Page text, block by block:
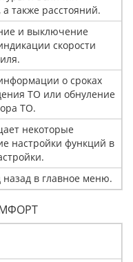
а также расстояний.
и выключение
скорости
о сроках
ТО или обнуление
ТО.
некоторые
настройки функций в
назад в главное меню.